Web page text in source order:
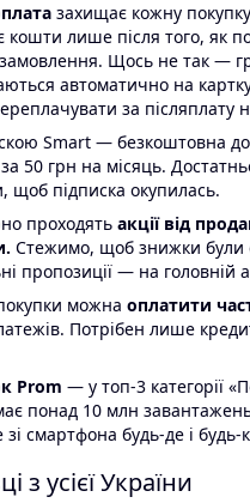
захищає кожну
кошти лише після того, як
Щось не так —
автоматично на
за післяплату
Smart — безкоштовна
50 грн на місяць.
щоб підписка окупилась.
проходять акції від
Стежимо, щоб знижки були
пропозиції — на головній
можна оплатити
Потрібен лише
Prom — у топ-3 категорії
понад 10 млн
зі смартфона будь-де і будь-
з усієї України